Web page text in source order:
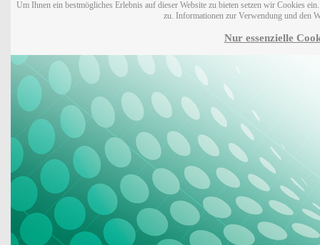
Um Ihnen ein bestmögliches Erlebnis auf dieser Website zu bieten setzen wir Cookies
zu. Informationen zur Verwendung und den
Nur essenzielle